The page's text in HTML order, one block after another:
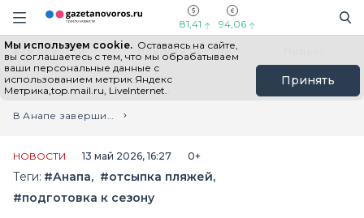
Информационный портал "ГазетаНоворос.ру"
Навигация сайта
81,41 94,06
Мы используем cookie. Оставаясь на сайте,
вы соглашаетесь с тем, что мы обрабатываем
ваши персональные данные с
использованием метрик Яндекс
Метрика,top.mail.ru, LiveInternet.
Принять
Все новости Новости России
Главная
Лента новостей
В Анапе завершили отсыпку песка на участке от центрального пляжа до «Бимлюка»: завезено 74,3 тысячи кубометров
НОВОСТИ 13 май 2026, 16:27 0+
Теги: #Анапа
#отсыпка пляжей
#подготовка к сезону